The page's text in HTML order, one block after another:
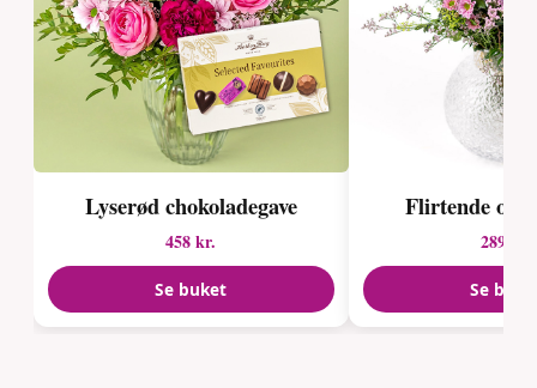
Lyserød chokoladegave
458 kr.
Se buket
Flirtende
289 kr.
Se